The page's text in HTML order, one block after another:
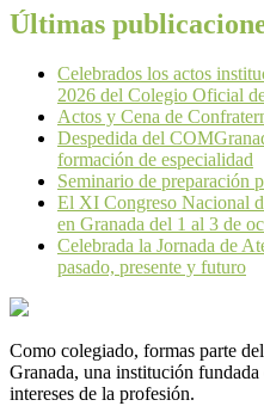
Últimas
Celebrados los actos
2026 del Colegio Oficial
Actos y Cena de
Despedida del
formación de especialidad
Seminario de preparación
El XI Congreso Nacional
en Granada del 1 al 3 de
Celebrada la Jornada de
pasado, presente y futuro
Como colegiado, formas parte
Granada, una institución
intereses de la profesión.